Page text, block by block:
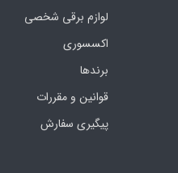
لوازم برقی شخصی
اکسسوری
برندها
قوانین و مقررات
پیگیری سفارش